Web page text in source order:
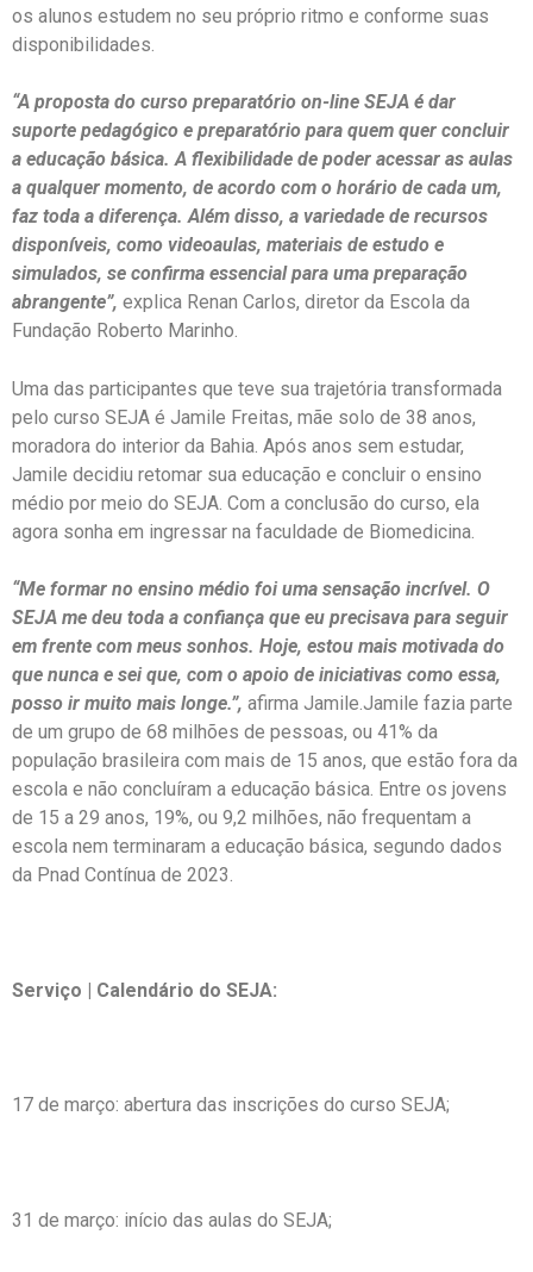
os alunos estudem no seu próprio ritmo e conforme suas
disponibilidades.
“A proposta do curso preparatório on-line SEJA é dar
suporte pedagógico e preparatório para quem quer concluir
a educação básica. A flexibilidade de poder acessar as aulas
a qualquer momento, de acordo com o horário de cada um,
faz toda a diferença. Além disso, a variedade de recursos
disponíveis, como videoaulas, materiais de estudo e
simulados, se confirma essencial para uma preparação
abrangente”, explica Renan Carlos, diretor da Escola da
Fundação Roberto Marinho.
Uma das participantes que teve sua trajetória transformada
pelo curso SEJA é Jamile Freitas, mãe solo de 38 anos,
moradora do interior da Bahia. Após anos sem estudar,
Jamile decidiu retomar sua educação e concluir o ensino
médio por meio do SEJA. Com a conclusão do curso, ela
agora sonha em ingressar na faculdade de Biomedicina.
“Me formar no ensino médio foi uma sensação incrível. O
SEJA me deu toda a confiança que eu precisava para seguir
em frente com meus sonhos. Hoje, estou mais motivada do
que nunca e sei que, com o apoio de iniciativas como essa,
posso ir muito mais longe.”, afirma Jamile.Jamile fazia parte
de um grupo de 68 milhões de pessoas, ou 41% da
população brasileira com mais de 15 anos, que estão fora da
escola e não concluíram a educação básica. Entre os jovens
de 15 a 29 anos, 19%, ou 9,2 milhões, não frequentam a
escola nem terminaram a educação básica, segundo dados
da Pnad Contínua de 2023.
Serviço | Calendário do SEJA:
17 de março: abertura das inscrições do curso SEJA;
31 de março: início das aulas do SEJA;